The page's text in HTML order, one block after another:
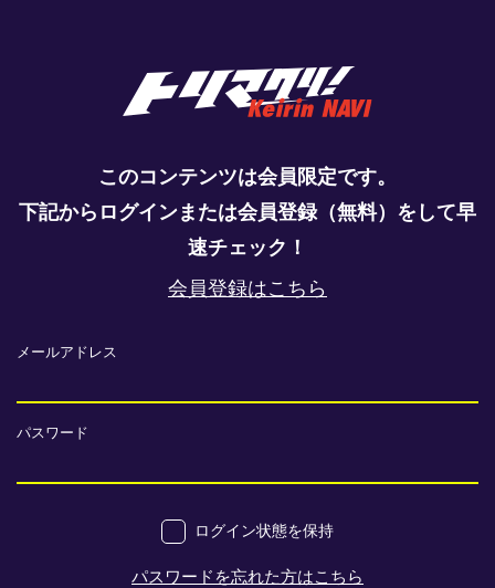
このコンテンツは会員限定です。
下記からログインまたは会員登録（無料）をして早
速チェック！
会員登録はこちら
メールアドレス
パスワード
ログイン状態を保持
パスワードを忘れた方はこちら